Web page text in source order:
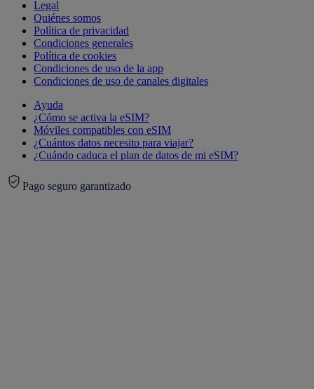
Legal
Quiénes somos
Política de privacidad
Condiciones generales
Política de cookies
Condiciones de uso de la app
Condiciones de uso de canales digitales
Ayuda
¿Cómo se activa la eSIM?
Móviles compatibles con eSIM
¿Cuántos datos necesito para viajar?
¿Cuándo caduca el plan de datos de mi eSIM?
Pago seguro garantizado